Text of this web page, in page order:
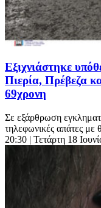
Εξιχνιάστηκε
Πιερία, Πρέβεζα
69χρονη
Σε εξάρθρωση
τηλεφωνικές απάτες
20:30 | Τετάρτη 18